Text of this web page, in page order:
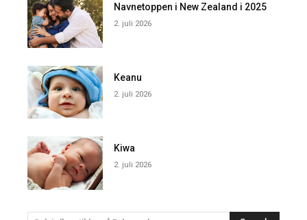
Navnetoppen i New Zealand i 2025
2. juli 2026
Keanu
2. juli 2026
Kiwa
2. juli 2026